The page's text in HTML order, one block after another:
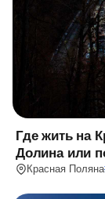
Где жить на
Долина или
Красная Поляна